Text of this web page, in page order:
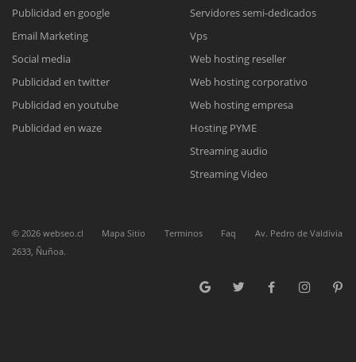
Reunión online
Nuestros ejecutivos le enviarán un correo electrónico con el enlace a
Meet para la reunión online.
Cotización
Complete el formulario y nos contactaremos a la brevedad.
Chat Online
para enviarnos un correo electrónico con sus datos personales.
Publicidad en google
Email Marketing
Social media
Publicidad en twitter
Publicidad en youtube
Publicidad en waze
Servidores semi-dedicados
Vps
Web hosting reseller
Web hosting corporativo
Web hosting empresa
Hosting PYME
Streaming audio
Streaming Video
© 2026 webseo.cl Mapa Sitio Terminos Faq
Av. Pedro de Valdivia
2633, Ñuñoa.